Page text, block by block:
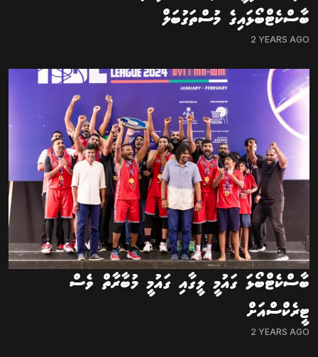
ބާސްކެޓްބޯޅައިގެ މުސްތަގުބަލް
2 YEARS AGO
ބާސްކެޓްބޯޅަ ގައުމީ ލީގާއި ގައުމީ މުބާރާތް ވެސް
ޓީރެކްސްއަށް
2 YEARS AGO